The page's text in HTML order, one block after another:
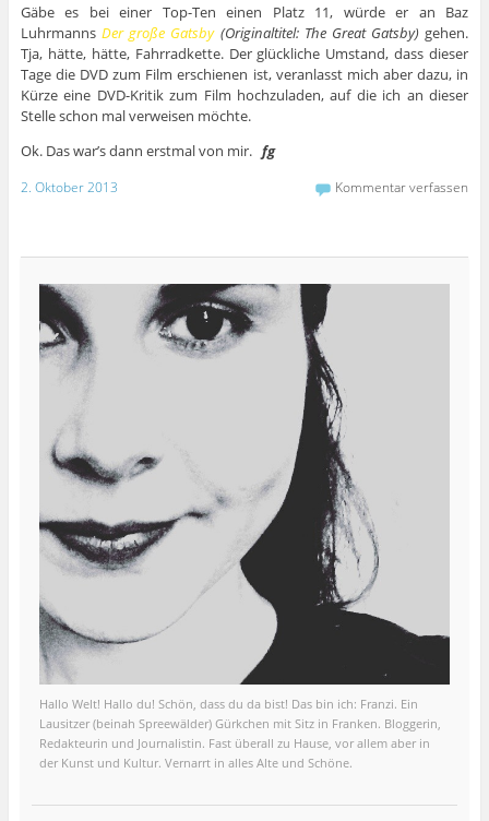
Gäbe es bei einer Top-Ten einen Platz 11, würde er an Baz
LuhrmannsDer große Gatsby(Originaltitel: The Great Gatsby) gehen.
Tja, hätte, hätte, Fahrradkette. Der glückliche Umstand, dass dieser
Tage die DVD zum Film erschienen ist, veranlasst mich aber dazu, in
Kürze eine DVD-Kritik zum Film hochzuladen, auf die ich an dieser
Stelle schon mal verweisen möchte.
Ok. Das war’s dann erstmal von mir. fg
2. Oktober 2013 Kommentar verfassen
Hallo Welt! Hallo du! Schön, dass du da bist! Das bin ich: Franzi. Ein
Lausitzer (beinah Spreewälder) Gürkchen mit Sitz in Franken. Bloggerin,
Redakteurin und Journalistin. Fast überall zu Hause, vor allem aber in
der Kunst und Kultur. Vernarrt in alles Alte und Schöne.